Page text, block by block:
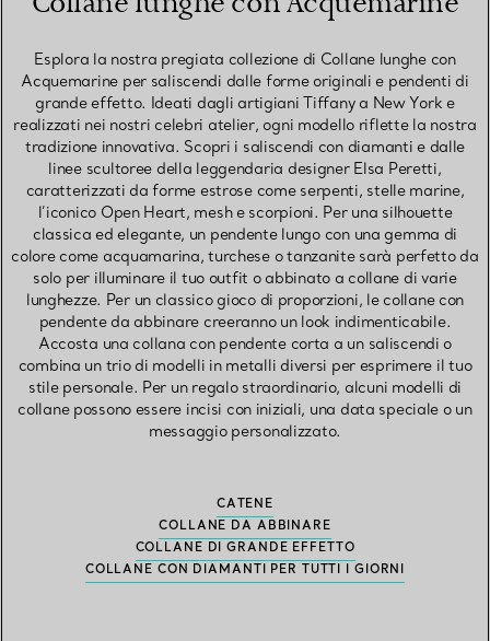
Esplora la nostra pregiata collezione di Collane lunghe con
Acquemarine per saliscendi dalle forme originali e pendenti di
grande effetto. Ideati dagli artigiani Tiffany a New York e
realizzati nei nostri celebri atelier, ogni modello riflette la nostra
tradizione innovativa. Scopri i saliscendi con diamanti e dalle
linee scultoree della leggendaria designer Elsa Peretti,
caratterizzati da forme estrose come serpenti, stelle marine,
l’iconico Open Heart, mesh e scorpioni. Per una silhouette
classica ed elegante, un pendente lungo con una gemma di
colore come acquamarina, turchese o tanzanite sarà perfetto da
solo per illuminare il tuo outfit o abbinato a collane di varie
lunghezze. Per un classico gioco di proporzioni, le collane con
pendente da abbinare creeranno un look indimenticabile.
Accosta una collana con pendente corta a un saliscendi o
combina un trio di modelli in metalli diversi per esprimere il tuo
stile personale. Per un regalo straordinario, alcuni modelli di
collane possono essere incisi con iniziali, una data speciale o un
messaggio personalizzato.
CATENE
COLLANE DA ABBINARE
COLLANE DI GRANDE EFFETTO
COLLANE CON DIAMANTI PER TUTTI I GIORNI